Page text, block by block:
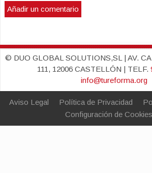
© DUO GLOBAL SOLUTIONS,SL | AV.
111, 12006 CASTELLÓN | TELF.
info@tureforma.org
Aviso Legal Política de Privacidad
Configuración de Cookies